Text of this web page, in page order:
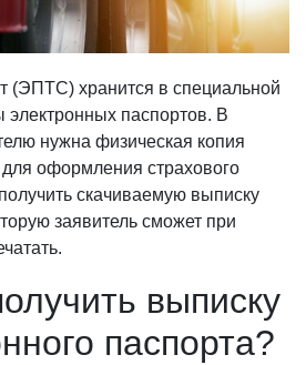
(ЭПТС) хранится в специальной
электронных паспортов. В
нужна физическая копия
оформления страхового
скачиваемую выписку
заявитель сможет при
выписку
паспорта?